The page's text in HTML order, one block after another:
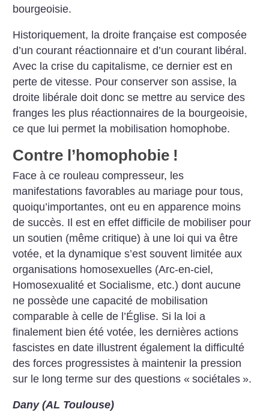
bourgeoisie.
Historiquement, la droite française est composée
d’un courant réactionnaire et d’un courant libéral.
Avec la crise du capitalisme, ce dernier est en
perte de vitesse. Pour conserver son assise, la
droite libérale doit donc se mettre au service des
franges les plus réactionnaires de la bourgeoisie,
ce que lui permet la mobilisation homophobe.
Contre l’homophobie !
Face à ce rouleau compresseur, les
manifestations favorables au mariage pour tous,
quoiqu’importantes, ont eu en apparence moins
de succès. Il est en effet difficile de mobiliser pour
un soutien (même critique) à une loi qui va être
votée, et la dynamique s’est souvent limitée aux
organisations homosexuelles (Arc-en-ciel,
Homosexualité et Socialisme, etc.) dont aucune
ne possède une capacité de mobilisation
comparable à celle de l’Église. Si la loi a
finalement bien été votée, les dernières actions
fascistes en date illustrent également la difficulté
des forces progressistes à maintenir la pression
sur le long terme sur des questions « sociétales ».
Dany (AL Toulouse)